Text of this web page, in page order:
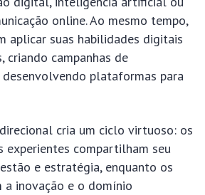
online. Ao mesmo tempo,
aplicar suas habilidades digitais
criando campanhas de
desenvolvendo plataformas para
cria um ciclo virtuoso: os
experientes compartilham seu
e estratégia, enquanto os
a inovação e o domínio